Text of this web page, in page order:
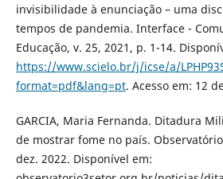
invisibilidade à enunciação – uma
tempos de pandemia. Interface -
Educação, v. 25, 2021, p. 1-14.
https://www.scielo.br/j/icse/a/
format=pdf&lang=pt. Acesso em: 12
GARCIA, Maria Fernanda. Ditadura
de mostrar fome no país.
dez. 2022. Disponível em: